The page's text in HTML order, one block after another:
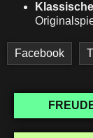
Facebook